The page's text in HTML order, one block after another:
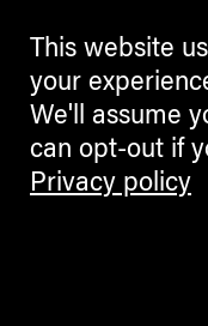
This website
your
We'll assume
can opt-out if
Privacy policy